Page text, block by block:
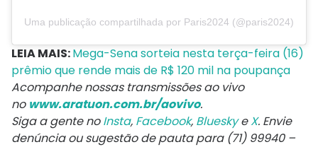
Uma publicação compartilhada por Paris2024 (@paris2024)
LEIA MAIS:Mega-Sena sorteia nesta terça-feira (16)
prêmio que rende mais de R$ 120 mil na poupança
Acompanhe nossas transmissões ao vivo
no www.aratuon.com.br/aovivo.
Siga a gente noInsta, Facebook, BlueskyeX. Envie
denúncia ou sugestão de pauta para (71) 99940 –